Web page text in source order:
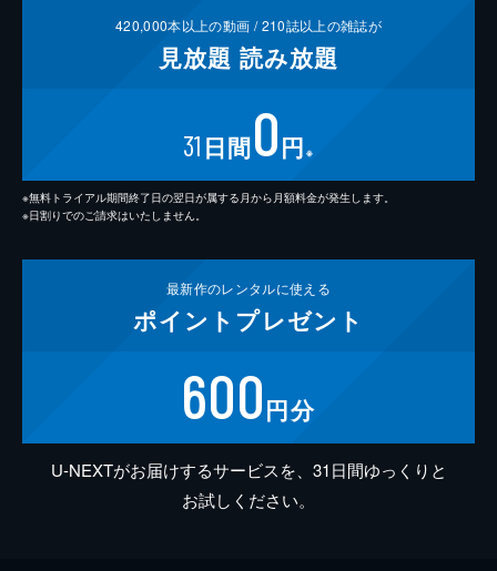
420,000本以上の動画 /210誌以上の雑誌が
見放題 読み放題
31 日間0円 ※
※無料トライアル期間終了日の翌日が属する月から月額料金が発生します。
※日割りでのご請求はいたしません。
最新作のレンタルに使える
ポイント プレゼント
600円分
U-NEXTがお届けするサービスを、31日間ゆっくりと
お試しください。